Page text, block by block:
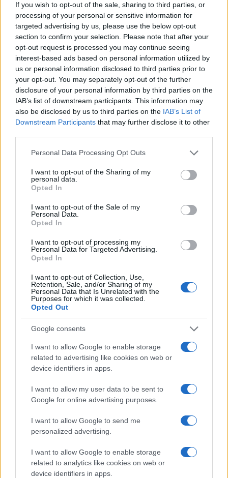
If you wish to opt-out of the sale, sharing to third parties, or
processing of your personal or sensitive information for
targeted advertising by us, please use the below opt-out
section to confirm your selection. Please note that after your
opt-out request is processed you may continue seeing
interest-based ads based on personal information utilized by
us or personal information disclosed to third parties prior to
your opt-out. You may separately opt-out of the further
disclosure of your personal information by third parties on the
IAB’s list of downstream participants. This information may
also be disclosed by us to third parties on the IAB’s List of
Downstream Participants that may further disclose it to other
Please note that this website/app uses one or more Google
not limited to your visit or usage behaviour. You may click to
grant or deny consent to Google and its third-party tags to
use your data for below specified purposes in below Google
consent section.
Personal Data Processing Opt Outs
I want to opt-out of the Sharing of my
personal data.
Opted In
I want to opt-out of the Sale of my
Personal Data.
Opted In
I want to opt-out of processing my
Personal Data for Targeted Advertising.
Opted In
I want to opt-out of Collection, Use,
Retention, Sale, and/or Sharing of my
Personal Data that Is Unrelated with the
Purposes for which it was collected.
Opted Out
Google consents
I want to allow Google to enable storage
related to advertising like cookies on web or
device identifiers in apps.
I want to allow my user data to be sent to
Google for online advertising purposes.
I want to allow Google to send me
personalized advertising.
I want to allow Google to enable storage
related to analytics like cookies on web or
device identifiers in apps.
Notizie in tempo reale?
Entra nel canale telegram di
GalluraOggi.it
Ricevi le nostre ultime news
Condividi l'articolo
F
a
ce
b
o
o
k
T
w
it
te
r
n
re
h
s
A
p
p
h
re
Prossimo articolo
NOTIZIE RECENTI
Incidente sulla strada provinciale ad Arzachena,
un ferito
Sangue, musica e solidarietà con Avis Olbia al
Delta Center
Meteo Olbia 9 agosto, temperature in calo
Salmo finisce in ospedale a Catania, ma il tour
va avanti: “Sicilia, ci sono”